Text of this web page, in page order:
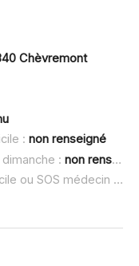
Chèvremont
: non renseigné
: non renseigné
Cassani Jean-Michel urgence à domicile ou SOS médecin :